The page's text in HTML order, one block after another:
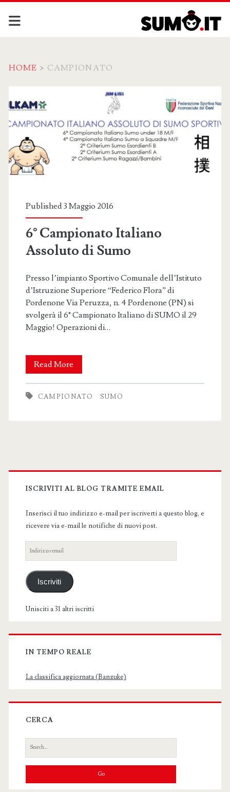
HOME > CAMPIONATO
Tag:
<span>campionato</
Published 3 Maggio 2016
6° Campionato Italiano
Assoluto di Sumo
Presso l’impianto Sportivo Comunale dell’Istituto
d’Istruzione Superiore “Federico Flora” di
Pordenone Via Peruzza, n. 4 Pordenone (PN) si
svolgerà il 6° Campionato Italiano di SUMO il 29
Maggio! Operazioni di…
Read More
Campionato
Italiano
CAMPIONATO SUMO
Primary
Sidebar
ISCRIVITI AL BLOG TRAMITE EMAIL
Inserisci il tuo indirizzo e-mail per iscriverti a questo blog, e
ricevere via e-mail le notifiche di nuovi post.
Indirizzo
email
Iscriviti
Unisciti a 31 altri iscritti
IN TEMPO REALE
La classifica aggiornata (Banzuke)
CERCA
Search
for: